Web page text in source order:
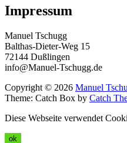
Impressum
Manuel Tschugg
Balthas-Dieter-Weg 15
72144 Dußlingen
info@Manuel-Tschugg.de
Copyright © 2026 Manuel
Theme: Catch Box by Catch
Diese Webseite verwendet